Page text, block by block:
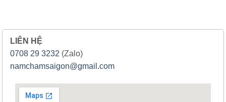
LIÊN HỆ
0708 29 3232 (Zalo)
namchamsaigon@gmail.com